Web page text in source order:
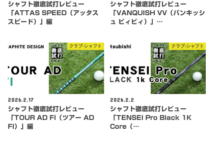
シャフト徹底試打レビュー
「ATTAS SPEED（アッタス
スピード）」編
シャフト徹底試打レビュー
「VANQUISH VV（バンキッシ
ュ ビィビィ）」…
クラブ-シャフト
2026.2.17
シャフト徹底試打レビュー
「TOUR AD FI（ツアー AD
FI）」編
クラブ-シャフト
2026.2.2
シャフト徹底試打レビュー
「TENSEI Pro Black 1K
Core（…